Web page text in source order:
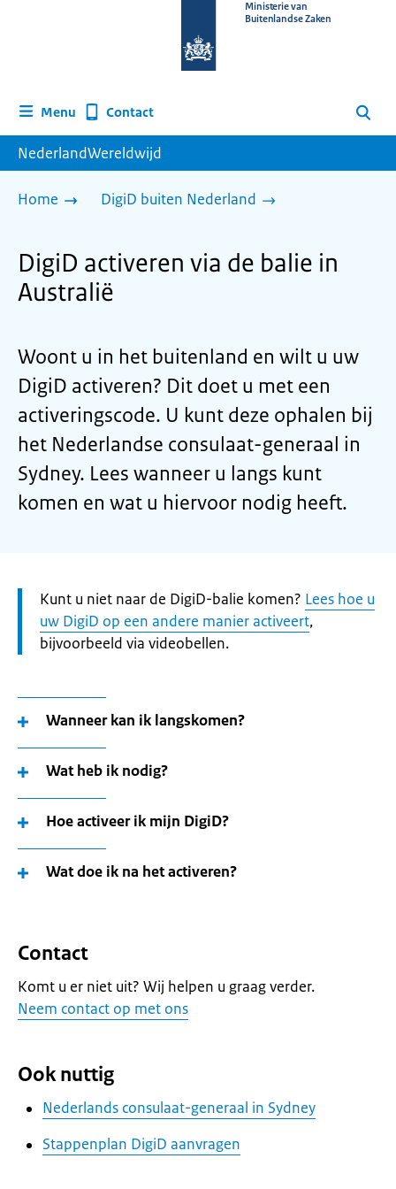
homepage
Ministerie van
Buitenlandse Zaken
Menu Contact Zoeken
NederlandWereldwijd
Home DigiD buiten Nederland
DigiD activeren via de balie in
Australië
Woont u in het buitenland en wilt u uw
DigiD activeren? Dit doet u met een
activeringscode. U kunt deze ophalen bij
het Nederlandse consulaat-generaal in
Sydney. Lees wanneer u langs kunt
komen en wat u hiervoor nodig heeft.
Let
op:
Kunt u niet naar de DigiD-balie komen? Lees hoe u
uw DigiD op een andere manier activeert,
bijvoorbeeld via videobellen.
Wanneer kan ik langskomen?
Wat heb ik nodig?
Hoe activeer ik mijn DigiD?
Wat doe ik na het activeren?
Contact
Komt u er niet uit? Wij helpen u graag verder.
Neem contact op met ons
Ook nuttig
Nederlands consulaat-generaal in Sydney
Stappenplan DigiD aanvragen